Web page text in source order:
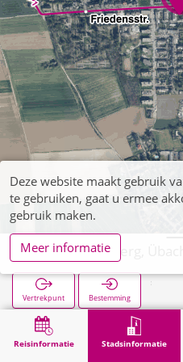
Reisinformatie Stadsinformatie
Vertrekpunt Bestemming
Stadsinformatie Opleiding Übach-
Deze website maakt gebruik
te gebruiken, gaat u ermee
gebruik maken.
Meer informatie